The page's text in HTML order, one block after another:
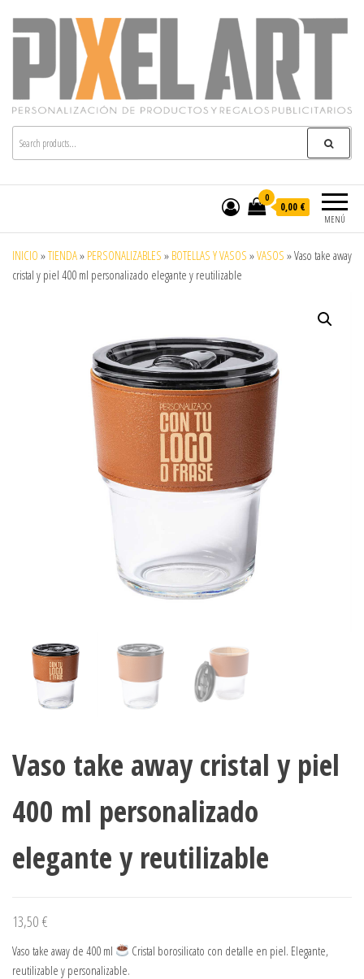
Pixelart
Especialistas en textil publicitario y regalos
personalizados en móstoles
MENÚ
0
0,00 €
INICIO »TIENDA» PERSONALIZABLES » BOTELLAS Y VASOS »VASOS »Vaso take away
cristal y piel 400 ml personalizado elegante y reutilizable
Vaso take away cristal y piel
400 ml personalizado
elegante y reutilizable
13,50 €
Vaso take away de 400 ml
Cristal borosilicato con detalle en piel. Elegante,
reutilizable y personalizable.